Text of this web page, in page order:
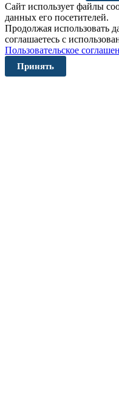
Сайт использует файлы
данных его посетителей.
Продолжая использовать
соглашаетесь с
Пользовательское
Принять